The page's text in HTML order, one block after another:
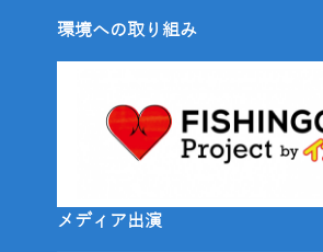
環境への取り組み
メディア出演